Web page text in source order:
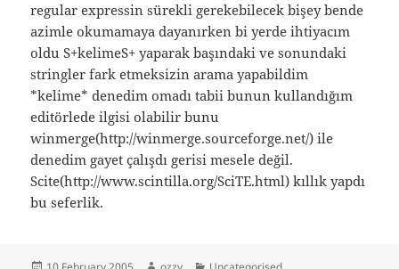
regular expressin sürekli gerekebilecek bişey bende
azimle okumamaya dayanırken bi yerde ihtiyacım
oldu S+kelimeS+ yaparak başındaki ve sonundaki
stringler fark etmeksizin arama yapabildim
*kelime* denedim omadı tabii bunun kullandığım
editörlede ilgisi olabilir bunu
winmerge(http://winmerge.sourceforge.net/) ile
denedim gayet çalışdı gerisi mesele değil.
Scite(http://www.scintilla.org/SciTE.html) kıllık yapdı
bu seferlik.
Posted Author Categories